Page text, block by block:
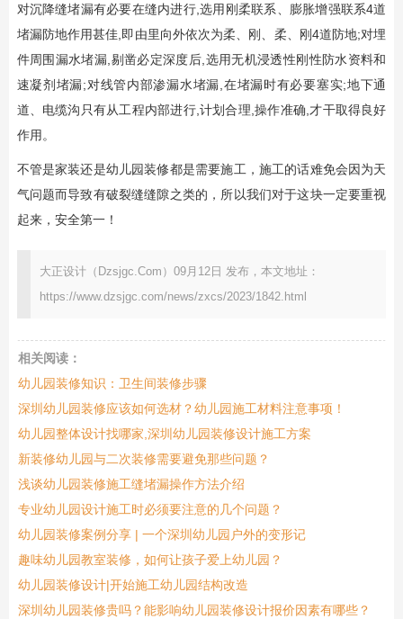
对沉降缝堵漏有必要在缝内进行,选用刚柔联系、膨胀增强联系4道
堵漏防地作用甚佳,即由里向外依次为柔、刚、柔、刚4道防地;对埋
件周围漏水堵漏,剔凿必定深度后,选用无机浸透性刚性防水资料和
速凝剂堵漏;对线管内部渗漏水堵漏,在堵漏时有必要塞实;地下通
道、电缆沟只有从工程内部进行,计划合理,操作准确,才干取得良好
作用。
不管是家装还是幼儿园装修都是需要施工，施工的话难免会因为天
气问题而导致有破裂缝缝隙之类的，所以我们对于这块一定要重视
起来，安全第一！
大正设计（Dzsjgc.Com）09月12日 发布，本文地址：
https://www.dzsjgc.com/news/zxcs/2023/1842.html
相关阅读：
幼儿园装修知识：卫生间装修步骤
深圳幼儿园装修应该如何选材？幼儿园施工材料注意事项！
幼儿园整体设计找哪家,深圳幼儿园装修设计施工方案
新装修幼儿园与二次装修需要避免那些问题？
浅谈幼儿园装修施工缝堵漏操作方法介绍
专业幼儿园设计施工时必须要注意的几个问题？
幼儿园装修案例分享 | 一个深圳幼儿园户外的变形记
趣味幼儿园教室装修，如何让孩子爱上幼儿园？
幼儿园装修设计|开始施工幼儿园结构改造
深圳幼儿园装修贵吗？能影响幼儿园装修设计报价因素有哪些？